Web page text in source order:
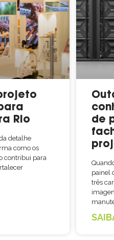
Rio
detalhe
como os
contribui para
de
painel
três